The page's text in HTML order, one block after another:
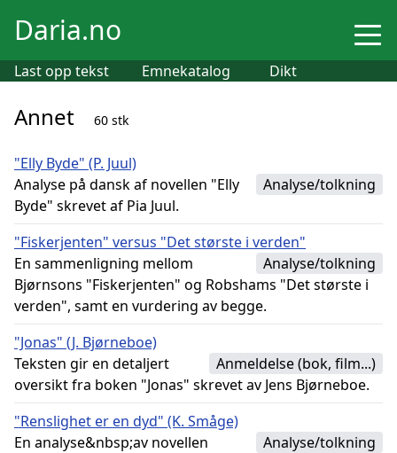
Daria.no
Last opp tekst Emnekatalog Dikt
Annet 60 stk
"Elly Byde" (P. Juul)
Analyse/tolkning
Analyse på dansk af novellen "Elly
Byde" skrevet af Pia Juul.
"Fiskerjenten" versus "Det største i verden"
Analyse/tolkning
En sammenligning mellom
Bjørnsons "Fiskerjenten" og Robshams "Det største i
verden", samt en vurdering av begge.
"Jonas" (J. Bjørneboe)
Anmeldelse (bok, film...)
Teksten gir en detaljert
oversikt fra boken "Jonas" skrevet av Jens Bjørneboe.
"Renslighet er en dyd" (K. Småge)
Analyse/tolkning
En analyse&nbsp;av novellen